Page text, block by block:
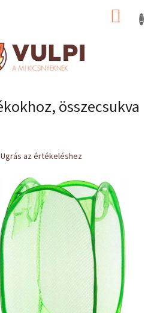
KOSÁR
összecsukva
Ugrás az értékeléshez